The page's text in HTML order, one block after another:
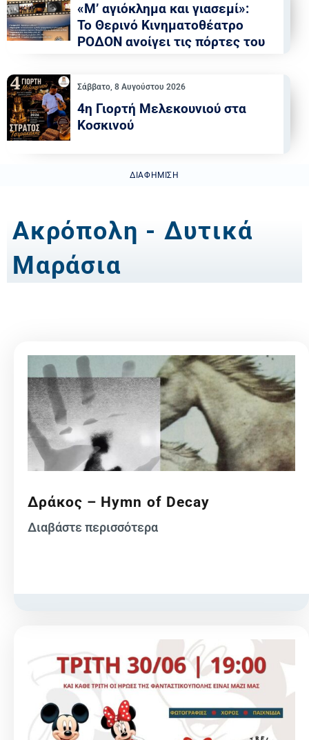
«Μ’ αγιόκλημα και γιασεμί»:
Το Θερινό Κινηματοθέατρο
ΡΟΔΟΝ ανοίγει τις πόρτες του
Σάββατο, 8 Αυγούστου 2026
4η Γιορτή Μελεκουνιού στα
Κοσκινού
ΔΙΑΦΉΜΙΣΗ
Ακρόπολη - Δυτικά
Μαράσια
Δράκος – Hymn of Decay
Διαβάστε περισσότερα